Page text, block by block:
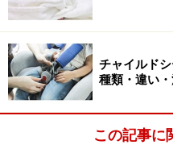
チャイルド
種類・違い
この記事に